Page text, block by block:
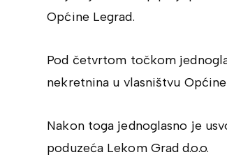
Općine Legrad.
Pod četvrtom točkom
nekretnina u vlasništvu
Nakon toga jednoglasno je
poduzeća Lekom Grad d.o.o.